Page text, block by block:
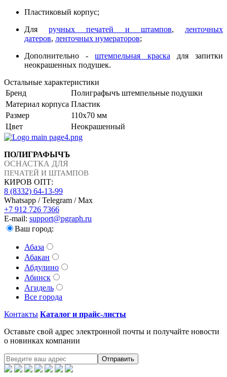
Пластиковый корпус;
Дляручных печатей и штампов,ленточных
датеров, ленточных нумераторов;
Дополнительно -штемпельная краскадля запитки
неокрашенных подушек.
Остальные характеристики
Бренд
Полиграфычъ штемпельные подушки
Материал корпуса Пластик
Размер
110х70 мм
Цвет
Неокрашенный
ПОЛИГРАФЫЧЪ
ОСНАСТКА ДЛЯ
ПЕЧАТЕЙ И ШТАМПОВ
КИРОВ ОПТ:
8 (8332) 64-13-99
Whatsapp / Telegram / Max
+7 912 726 7366
E-mail: support@pgraph.ru
Ваш город:
Абаза
Абакан
Абдулино
Абинск
Агидель
Все города
Контакты Каталог и прайс-листы
Оставьте свой адрес электронной почты и получайте новости
о новинках компании
Отправить